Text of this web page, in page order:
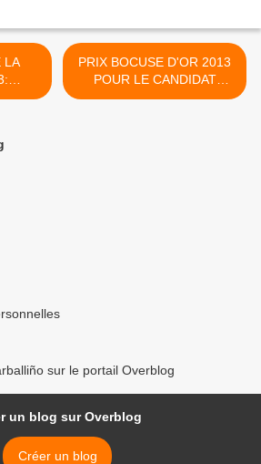
PRIX BOCUSE D'OR 2013
POUR LE CANDIDAT
FRANÇAIS >
sur le portail Overblog
un blog sur Overblog
Créer un blog